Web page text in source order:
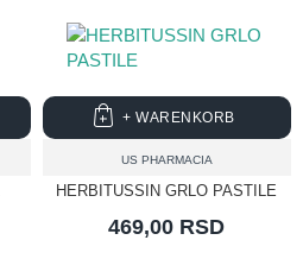
US PHARMACIA
HERBITUSSIN GRLO PASTILE
469,00 RSD
+ WARENKORB